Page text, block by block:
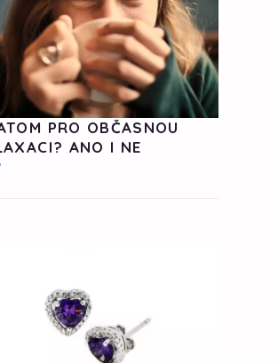
PRO OBČASNOU
ANO I NE